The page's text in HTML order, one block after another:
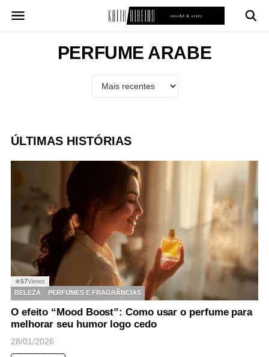
para
PERFUME ARABE
ÚLTIMAS HISTÓRIAS
◉57Views
BELEZA
PERFUMES E FRAGRÂNCIAS
O efeito “Mood Boost”: Como usar o perfume para
melhorar seu humor logo cedo
28/01/2026